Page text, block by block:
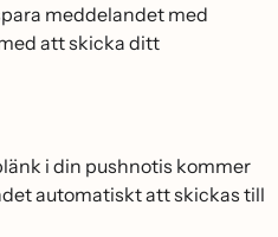
meddelandet med
att skicka ditt
i din pushnotis kommer
automatiskt att skickas till